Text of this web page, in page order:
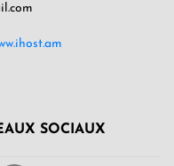
SOCIAUX